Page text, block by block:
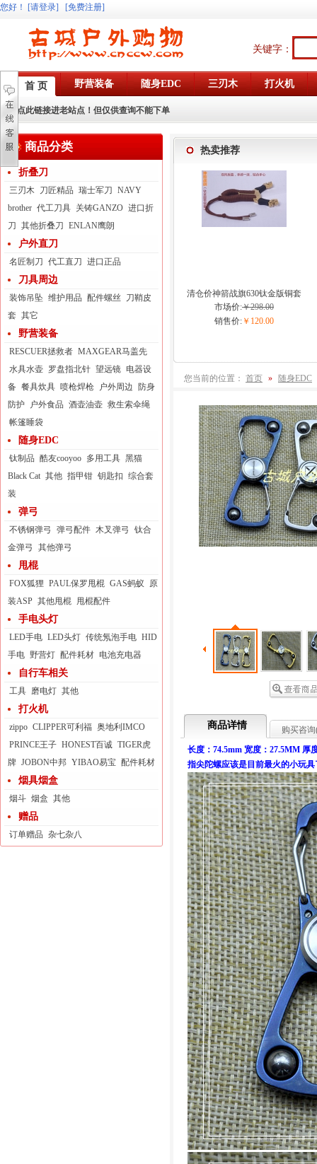
您好 ！ [请登录] [免费注册]
关键字：
首 页 野营装备 随身EDC 三刃木 打火机
点此链接进老站点！但仅供查询不能下单
商品分类
折叠刀
三刃木 刀匠精品 瑞士军刀 NAVY
brother 代工刀具 关铸GANZO 进口折
刀 其他折叠刀 ENLAN鹰朗
户外直刀
名匠制刀 代工直刀 进口正品
刀具周边
装饰吊坠 维护用品 配件螺丝
刀鞘皮
套 其它
野营装备
RESCUER拯救者 MAXGEAR马盖先
水具水壶 罗盘指北针 望远镜 电器设
备 餐具炊具 喷枪焊枪 户外周边
防身
防护
户外食品 酒壶油壶 救生索伞绳
帐篷睡袋
随身EDC
钛制品 酷友cooyoo 多用工具 黑猫
Black Cat 其他 指甲钳 钥匙扣 综合套
装
弹弓
不锈钢弹弓 弹弓配件 木叉弹弓
钛合
金弹弓
其他弹弓
甩棍
FOX狐狸 PAUL保罗甩棍 GAS蚂蚁
原
装ASP 其他甩棍 甩棍配件
手电头灯
LED手电 LED头灯 传统氖泡手电 HID
手电 野营灯 配件耗材 电池充电器
自行车相关
工具 磨电灯 其他
打火机
zippo CLIPPER可利福 奥地利IMCO
PRINCE王子 HONEST百诚 TIGER虎
牌 JOBON中邦 YIBAO易宝 配件耗材
烟具烟盒
烟斗 烟盒 其他
赠品
订单赠品 杂七杂八
热卖推荐
清仓价神箭战旗630钛金版铜套
弓眼反曲球卡六股弹弓
市场价:￥298.00
销售价: ￥120.00
您当前的位置： 首页 » 随身EDC
商品详情
购买咨询
长度：74.5mm 宽度：27.5MM 厚
指尖陀螺应该是目前最火的小玩